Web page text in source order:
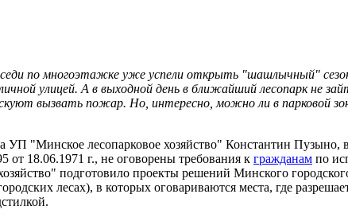
по многоэтажке уже успели открыть "шашлычный"
улицей. А в выходной день в ближайший лесопарк не
вызвать пожар. Но, интересно, можно ли в парковой
УП "Минское лесопарковое хозяйство" Константин
18.06.1971 г., не оговорены требования к гражданам по
подготовило проекты решений Минского
лесах), в которых оговариваются места, где